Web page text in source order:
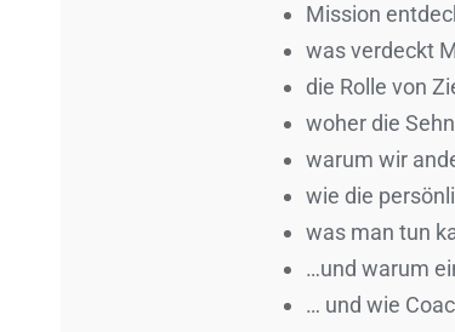
Mission
was verdeckt
die Rolle von
woher die
warum wir
wie die
was man tun
…und warum
… und wie